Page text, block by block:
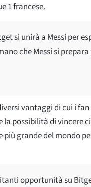
1 francese.
si unirà a Messi per
che Messi si
vantaggi di cui i fan
possibilità di vincere
grande del mondo
opportunità su